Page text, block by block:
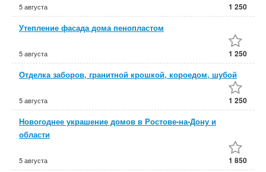
5 августа 1 250
Утепление фасада дома пенопластом
5 августа 1 250
Отделка заборов, гранитной крошкой, короедом, шубой
5 августа 1 250
Новогоднее украшение домов в Ростове-на-Дону и
области
5 августа 1 850